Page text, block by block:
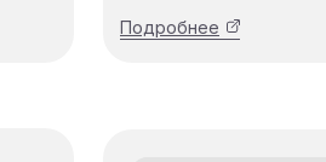
Подробнее